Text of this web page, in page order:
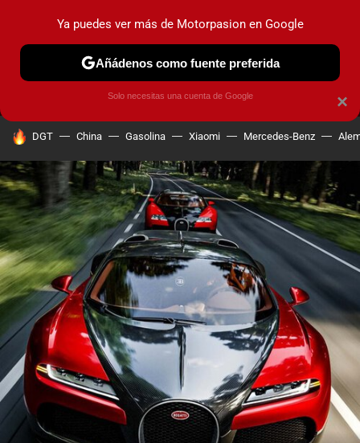
MENÚ NUEVO
COCHES ELÉCTRICOS OBSERVATORIO
HOY SE HABLA DE
DGT China Gasolina Xiaomi Mercedes-Benz
×
Ya puedes ver más de Motorpasion en Google
Añádenos como fuente preferida
Solo necesitas una cuenta de Google